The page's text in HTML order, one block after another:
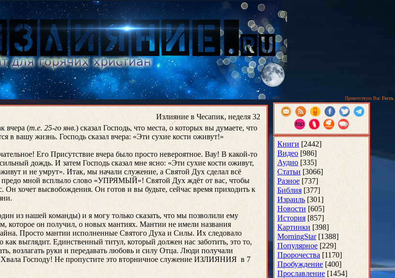
Приветствую Вас Гость
Излияние в Чесапик, неделя 32
вчера (т.е. 25-го янв.) сказал Господь, что места, о которых вы думаете, что
в вашу жизнь. Господь сказал вчера: «Эти сухие кости оживут!»
Его Присутствие вчера было просто невероятное. Вау! В какой-то
дождь. И затем Господь сказал мне ясно: «Эти сухие кости оживут,
и не умрут». Итак, мы начали служение, а Святой Дух сделал всё
предо мной всплыло слово «УПРЯМЫЙ»! Святой Дух ждёт от вас, чтобы
хочет высвобождения. Он готов и вы будьте, сейчас время приходить к
из нашей команды) и я могу только сказать, что мы позволили ему
которое он получил, о новых мантиях. Мантии не имели названия
Просто мантии исполненные Святого Духа и Силы. Их следовало
как выглядит. Единственный титул, который должен нас заботить, это то,
возлагать руки и передавать любовь и силу Отца. Люди получали
Господу! Не пропустите это вторничное служение ИЗЛИЯНИЯ в 7
Книги [2442]
Видео [986]
Аудио [335]
Статьи [3066]
Разное [737]
Библия [377]
Израиль [301]
Новости [605]
История [857]
Картинки [398]
MorningStar [1388]
Популярное [229]
Пророчества [1170]
Пробуждение [400]
Прославление [1454]